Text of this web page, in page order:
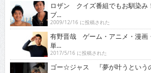
ロザン クイズ番組でもお馴染み
ブ...
2009/12/16 に投稿された
有野晋哉 ゲーム・アニメ・漫画
単...
2017/5/16 に投稿された
ゴー☆ジャス 『夢が叶うという